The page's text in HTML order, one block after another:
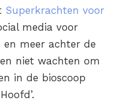
Superkrachten voor
media voor
en meer achter de
niet wachten om
in de bioscoop